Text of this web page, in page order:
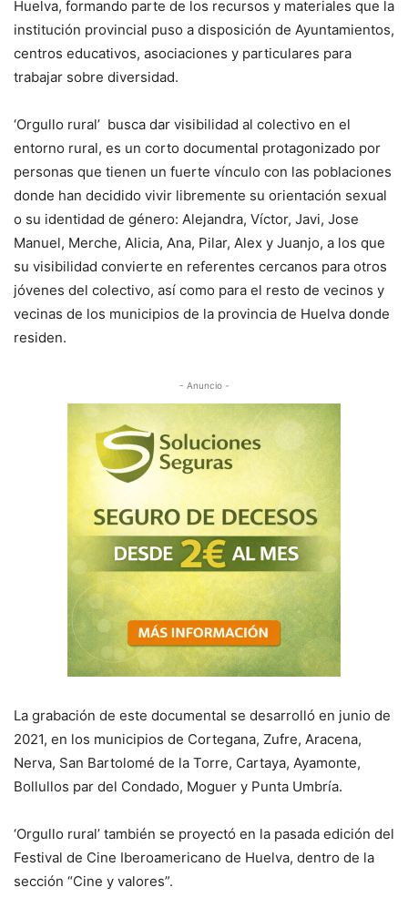
Huelva, formando parte de los recursos y materiales que la
institución provincial puso a disposición de Ayuntamientos,
centros educativos, asociaciones y particulares para
trabajar sobre diversidad.
‘Orgullo rural’ busca dar visibilidad al colectivo en el
entorno rural, es un corto documental protagonizado por
personas que tienen un fuerte vínculo con las poblaciones
donde han decidido vivir libremente su orientación sexual
o su identidad de género: Alejandra, Víctor, Javi, Jose
Manuel, Merche, Alicia, Ana, Pilar, Alex y Juanjo, a los que
su visibilidad convierte en referentes cercanos para otros
jóvenes del colectivo, así como para el resto de vecinos y
vecinas de los municipios de la provincia de Huelva donde
residen.
- Anuncio -
La grabación de este documental se desarrolló en junio de
2021, en los municipios de Cortegana, Zufre, Aracena,
Nerva, San Bartolomé de la Torre, Cartaya, Ayamonte,
Bollullos par del Condado, Moguer y Punta Umbría.
‘Orgullo rural’ también se proyectó en la pasada edición del
Festival de Cine Iberoamericano de Huelva, dentro de la
sección “Cine y valores”.